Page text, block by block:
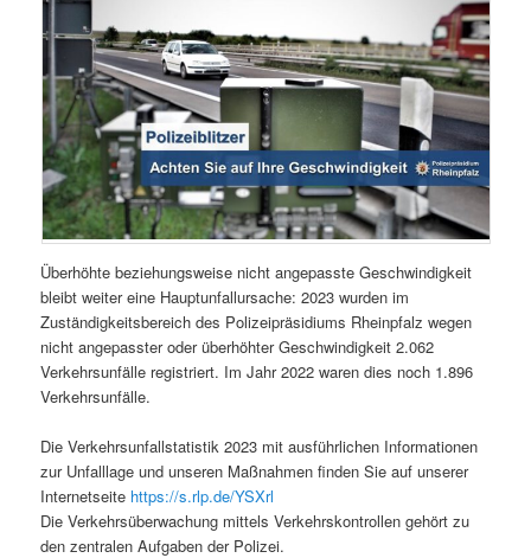
Überhöhte beziehungsweise nicht angepasste Geschwindigkeit
bleibt weiter eine Hauptunfallursache: 2023 wurden im
Zuständigkeitsbereich des Polizeipräsidiums Rheinpfalz wegen
nicht angepasster oder überhöhter Geschwindigkeit 2.062
Verkehrsunfälle registriert. Im Jahr 2022 waren dies noch 1.896
Verkehrsunfälle.
Die Verkehrsunfallstatistik 2023 mit ausführlichen Informationen
zur Unfalllage und unseren Maßnahmen finden Sie auf unserer
Internetseite https://s.rlp.de/YSXrl
Die Verkehrsüberwachung mittels Verkehrskontrollen gehört zu
den zentralen Aufgaben der Polizei.